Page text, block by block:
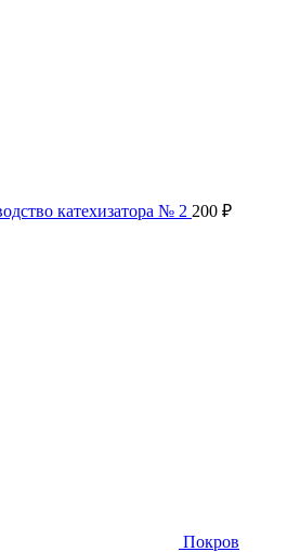
катехизатора № 2 200 ₽
Покров